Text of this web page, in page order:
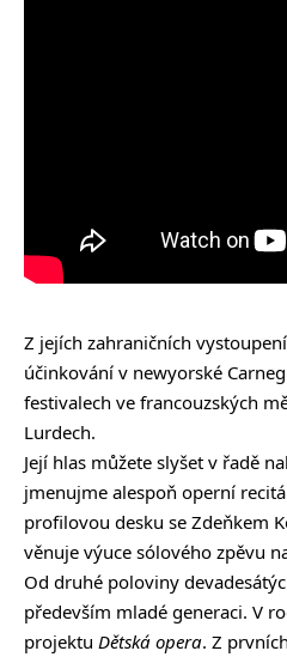
Z jejích zahraničních
účinkování v newyorské
festivalech ve francouzských
Lurdech.
Její hlas můžete slyšet v řadě
jmenujme alespoň operní
profilovou desku se Zdeňkem
věnuje výuce sólového zpěvu
Od druhé poloviny
především mladé generaci. V
projektu Dětská opera. Z